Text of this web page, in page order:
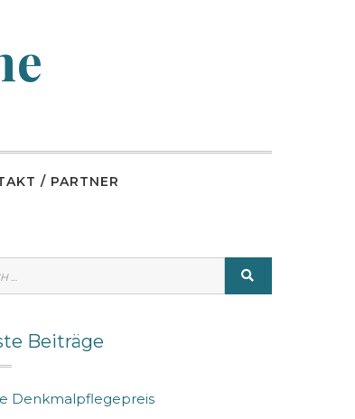
/ PARTNER
Beiträge
Denkmalpflegepreis